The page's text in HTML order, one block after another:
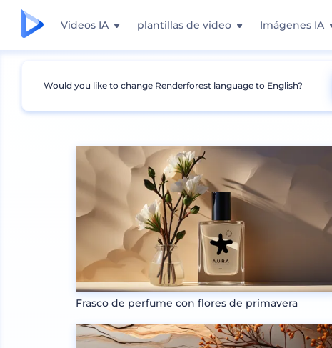
Videos IA plantillas de video Imágenes IA
Mockups Productos Mockup de Cosméticos
Frasco de perfume con flores de primavera
Would you like to change Renderforest language to English?